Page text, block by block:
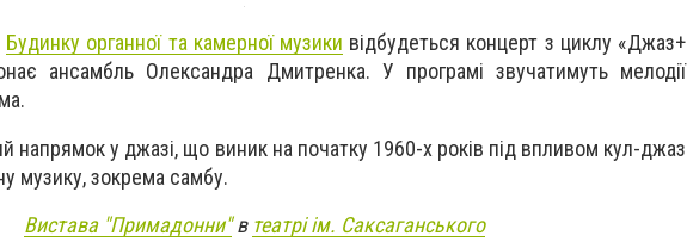
Будинку органної та камерної музики відбудеться концерт з циклу «Джаз+
ансамбль Олександра Дмитренка. У програмі звучатимуть мелодії
напрямок у джазі, що виник на початку 1960-х років під впливом кул-джаз
музику, зокрема самбу.
Вистава "Примадонни"в театрі ім. Саксаганського